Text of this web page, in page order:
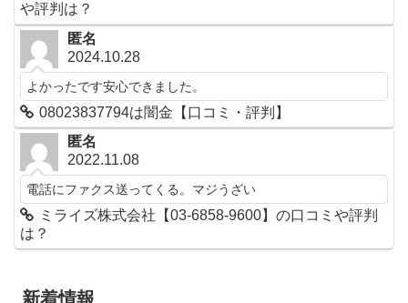
や評判は？
匿名
2024.10.28
よかったです安心できました。
08023837794は闇金【口コミ・評判】
匿名
2022.11.08
電話にファクス送ってくる。マジうざい
ミライズ株式会社【03-6858-9600】の口コミや評判
は？
新着情報